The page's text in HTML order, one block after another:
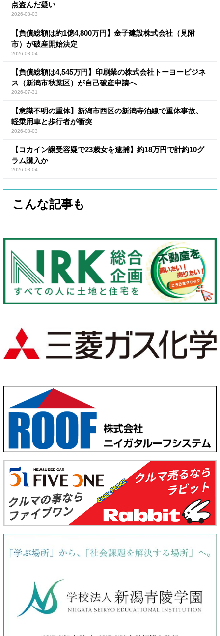
点盗んだ疑い
2026-08-03
【負債総額は約1億4,800万円】金子建設株式会社（見附
市）が破産開始決定
2026-08-04
【負債総額は4,545万円】印刷業の株式会社トーヨービジネ
ス（新潟市秋葉区）が自己破産申請へ
2026-07-31
【意識不明の重体】新潟市西区の新潟寺泊線で重体事故、
軽乗用車と歩行者が衝突
2026-08-03
【コカイン譲受容疑で23歳女を逮捕】約18万円で計約10グ
ラム購入か
2026-08-04
こんな記事も